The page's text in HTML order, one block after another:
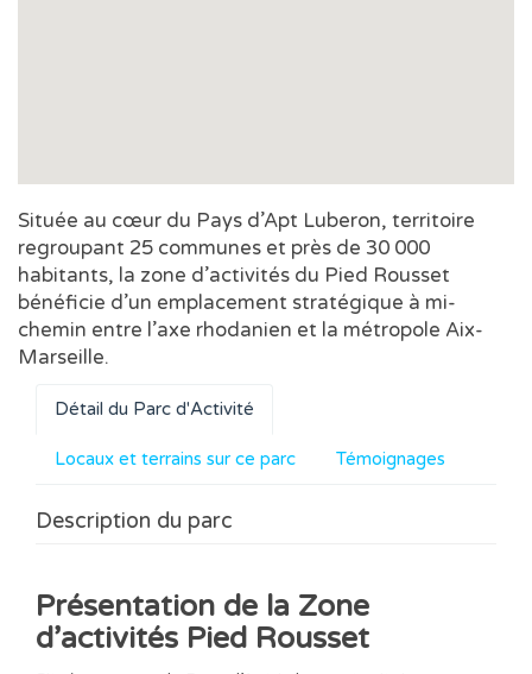
Située au cœur du Pays d’Apt Luberon, territoire
regroupant 25 communes et près de 30 000
habitants, la zone d’activités du Pied Rousset
bénéficie d’un emplacement stratégique à mi-
chemin entre l’axe rhodanien et la métropole Aix-
Marseille.
Détail du Parc d'Activité
Locaux et terrains sur ce parc Témoignages
Description du parc
Présentation de la Zone
d’activités Pied Rousset